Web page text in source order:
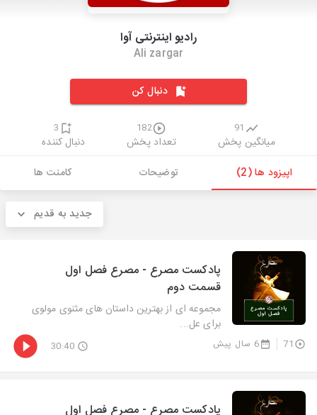
رادیو اینترنتی آوا
Ali zargar
دنبال کن
91
میانگین پخش
182
تعداد پخش
3
دنبال کننده
اپیزود ها (2)
توضیحات کامنت ها
جدید به قدیم
پادکست مصرع - مصرع فصل اول
قسمت دوم
مجموعه ای از بهترین داستان های مثنوی مولوی
برای عل...
71 6 سال پیش 30:40
پادکست مصرع - مصرع فصل اول